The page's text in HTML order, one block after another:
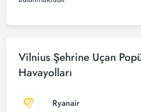
Vilnius Şehrine Uçan
Havayolları
Ryanair